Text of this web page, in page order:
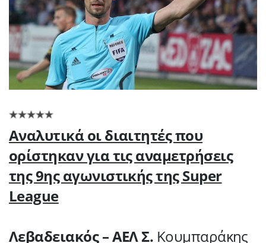
Αναλυτικά οι διαιτητές που
ορίστηκαν για τις αναμετρήσεις
της 9ης αγωνιστικής της Super
League
Λεβαδειακός – ΑΕΛ Σ. Κουμπαράκης